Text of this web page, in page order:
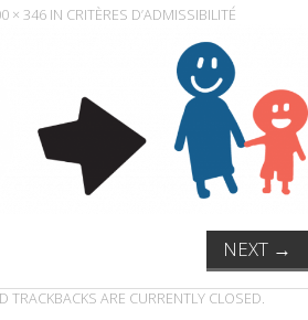
× 346 IN CRITÈRES D’ADMISSIBILITÉ
NEXT →
ARE CURRENTLY CLOSED.